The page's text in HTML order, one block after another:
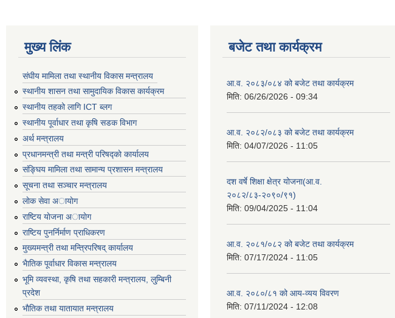
मुख्य लिंक
संघीय मामिला तथा स्थानीय विकास मन्त्रालय
स्थानीय शासन तथा सामुदायिक विकास कार्यक्रम
स्थानीय तहको लागि ICT ब्लग
स्थानीय पूर्वाधार तथा कृषि सडक विभाग
अर्थ मन्त्रालय
प्रधानमन्त्री तथा मन्त्री परिषद्काे कार्यालय
संङ्घिय मामिला तथा सामान्य प्रशासन मन्त्रालय
सूचना तथा सञ्चार मन्त्रालय
लाेक सेवा अायाेग
राष्टिय याेजना अायाेग
राष्टिय पुनर्निर्माण प्राधिकरण
मुख्यमन्त्री तथा मन्त्रिपरिषद् कार्यालय
भैातिक पूर्वाधार विकास मन्त्रालय
भूमि व्यवस्था, कृषि तथा सहकारी मन्त्रालय, लु्म्बिनी
प्रदेश
भाैतिक तथा यातायात मन्त्रालय
बजेट तथा कार्यक्रम
आ.व. २०८३/०८४ को बजेट तथा कार्यक्रम
मिति: 06/26/2026 - 09:34
आ.व. २०८२/०८३ को बजेट तथा कार्यक्रम
मिति: 04/07/2026 - 11:05
दश वर्षे शिक्षा क्षेत्र योजना(आ.व.
२०८२/८३-२०९०/९१)
मिति: 09/04/2025 - 11:04
आ.व. २०८१/०८२ को बजेट तथा कार्यक्रम
मिति: 07/17/2024 - 11:05
आ.व. २०८०/८१ को आय-व्यय विवरण
मिति: 07/11/2024 - 12:08